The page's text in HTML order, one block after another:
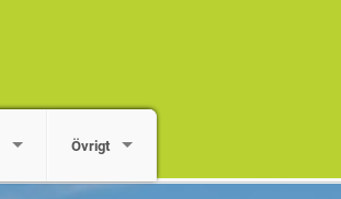
Övrigt